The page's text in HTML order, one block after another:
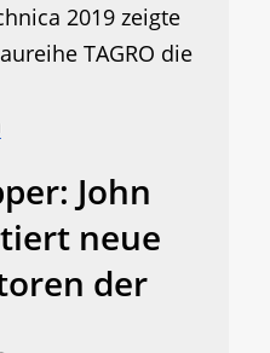
2019 zeigte
TAGRO die
John
neue
der